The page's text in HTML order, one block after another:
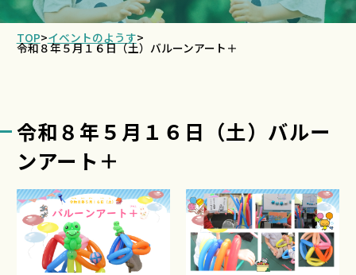
TOP>イベントのようす>
令和８年５月１６日（土）バルーンアート＋
令和８年５月１６日（土）バルー
ンアート＋